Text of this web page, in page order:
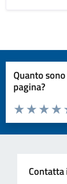
Quanto
pagina?
Valuta da 1 a 5
Valuta
Valuta 2
Valuta 1 stelle